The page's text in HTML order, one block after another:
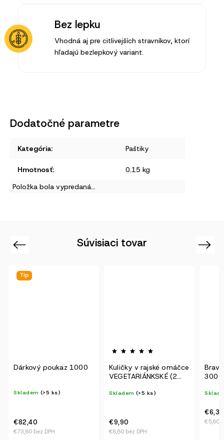
Bez lepku
Vhodná aj pre citlivejších stravníkov, ktorí
hľadajú bezlepkový variant.
Dodatočné parametre
Kategória: Paštiky
Hmotnosť:
0.15 kg
Položka bola vypredaná…
Súvisiaci tovar
Previous
Tip
Dárkový poukaz 1000
Skladem (>5 ks)
€73,60 bez DPH
€82,40
Kuličky v rajské omáčce
VEGETARIÁNKSKÉ (2
Skladem (>5 ks)
€8,80 bez DPH
€9,90
300g
€5,60
€6,30
Next